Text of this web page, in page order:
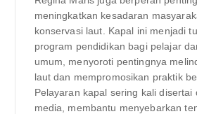
meningkatkan kesadaran
konservasi laut. Kapal ini menjadi
program pendidikan bagi pelajar
umum, menyoroti pentingnya
laut dan mempromosikan praktik
Pelayaran kapal sering kali disertai
media, membantu menyebarkan